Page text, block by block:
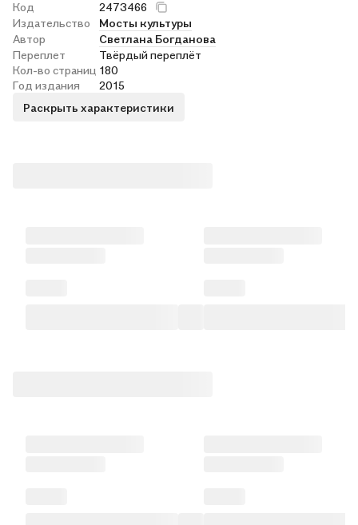
Код
2473466
Издательство
Мосты культуры
Автор
Светлана Богданова
Переплет
Твёрдый переплёт
Кол-во страниц 180
Год издания
2015
Раскрыть характеристики